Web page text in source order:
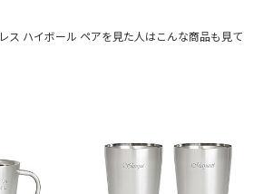
ス ハイボール ペアを見た人はこんな商品も見て